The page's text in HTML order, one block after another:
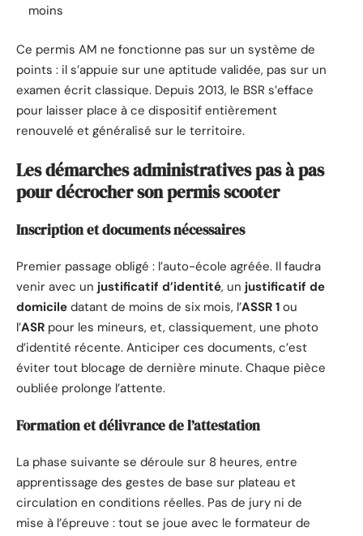
moins
Ce permis AM ne fonctionne pas sur un système de
points : il s’appuie sur une aptitude validée, pas sur un
examen écrit classique. Depuis 2013, le BSR s’efface
pour laisser place à ce dispositif entièrement
renouvelé et généralisé sur le territoire.
Les démarches administratives pas à pas
pour décrocher son permis scooter
Inscription et documents nécessaires
Premier passage obligé : l’auto-école agréée. Il faudra
venir avec un justificatif d’identité, un justificatif de
domicile datant de moins de six mois, l’ASSR 1 ou
l’ASR pour les mineurs, et, classiquement, une photo
d’identité récente. Anticiper ces documents, c’est
éviter tout blocage de dernière minute. Chaque pièce
oubliée prolonge l’attente.
Formation et délivrance de l’attestation
La phase suivante se déroule sur 8 heures, entre
apprentissage des gestes de base sur plateau et
circulation en conditions réelles. Pas de jury ni de
mise à l’épreuve : tout se joue avec le formateur de